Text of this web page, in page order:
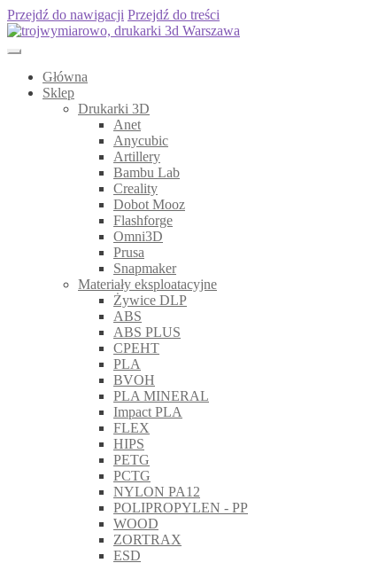
Przejdź do nawigacji Przejdź do treści
Główna
Sklep
Drukarki 3D
Anet
Anycubic
Artillery
Bambu Lab
Creality
Dobot Mooz
Flashforge
Omni3D
Prusa
Snapmaker
Materiały eksploatacyjne
Żywice DLP
ABS
ABS PLUS
CPEHT
PLA
BVOH
PLA MINERAL
Impact PLA
FLEX
HIPS
PETG
PCTG
NYLON PA12
POLIPROPYLEN - PP
WOOD
ZORTRAX
ESD